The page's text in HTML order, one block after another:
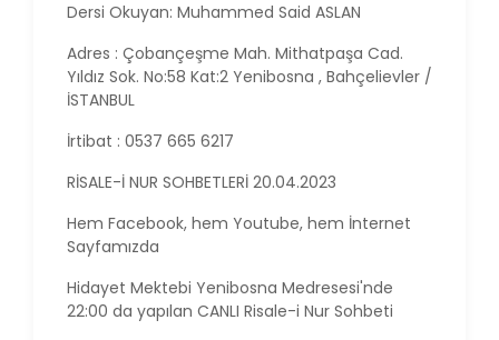
Dersi Okuyan: Muhammed Said ASLAN
Adres : Çobançeşme Mah. Mithatpaşa Cad.
Yıldız Sok. No:58 Kat:2 Yenibosna , Bahçelievler /
İSTANBUL
İrtibat : 0537 665 6217
RİSALE-İ NUR SOHBETLERİ 20.04.2023
Hem Facebook, hem Youtube, hem İnternet
Sayfamızda
Hidayet Mektebi Yenibosna Medresesi'nde
22:00 da yapılan CANLI Risale-i Nur Sohbeti